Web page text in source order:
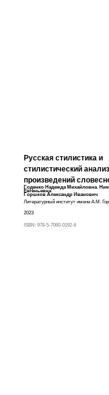
Русская стилистика и
стилистический анализ
произведений
Годенко Надежда Михайловна,
Евгеньевна
Горшков Александр Иванович
Литературный институт имени А.М.
2023
ISBN: 978-5-7060-0192-6